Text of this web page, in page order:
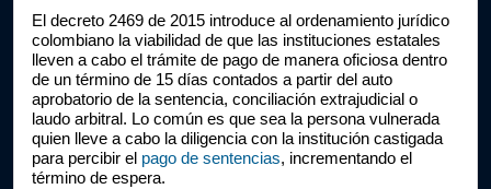
El decreto 2469 de 2015 introduce al ordenamiento jurídico
colombiano la viabilidad de que las instituciones estatales
lleven a cabo el trámite de pago de manera oficiosa dentro
de un término de 15 días contados a partir del auto
aprobatorio de la sentencia, conciliación extrajudicial o
laudo arbitral. Lo común es que sea la persona vulnerada
quien lleve a cabo la diligencia con la institución castigada
para percibir el pago de sentencias, incrementando el
término de espera.